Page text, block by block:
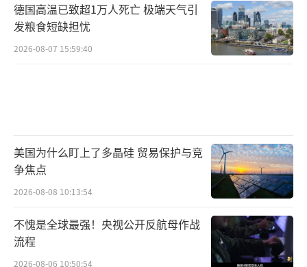
德国高温已致超1万人死亡 极端天气引
发粮食短缺担忧
2026-08-07 15:59:40
美国为什么盯上了多晶硅 贸易保护与竞
争焦点
2026-08-08 10:13:54
不愧是全球最强！央视公开反航母作战
流程
2026-08-06 10:50:54